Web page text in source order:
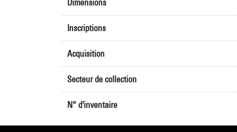
Dimensions
Inscriptions
Acquisition
Secteur de collection
N° d'inventaire